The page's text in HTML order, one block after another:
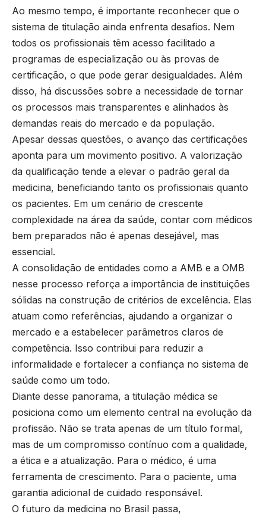
Ao mesmo tempo, é importante reconhecer que o
sistema de titulação ainda enfrenta desafios. Nem
todos os profissionais têm acesso facilitado a
programas de especialização ou às provas de
certificação, o que pode gerar desigualdades. Além
disso, há discussões sobre a necessidade de tornar
os processos mais transparentes e alinhados às
demandas reais do mercado e da população.
Apesar dessas questões, o avanço das certificações
aponta para um movimento positivo. A valorização
da qualificação tende a elevar o padrão geral da
medicina, beneficiando tanto os profissionais quanto
os pacientes. Em um cenário de crescente
complexidade na área da saúde, contar com médicos
bem preparados não é apenas desejável, mas
essencial.
A consolidação de entidades como a AMB e a OMB
nesse processo reforça a importância de instituições
sólidas na construção de critérios de excelência. Elas
atuam como referências, ajudando a organizar o
mercado e a estabelecer parâmetros claros de
competência. Isso contribui para reduzir a
informalidade e fortalecer a confiança no sistema de
saúde como um todo.
Diante desse panorama, a titulação médica se
posiciona como um elemento central na evolução da
profissão. Não se trata apenas de um título formal,
mas de um compromisso contínuo com a qualidade,
a ética e a atualização. Para o médico, é uma
ferramenta de crescimento. Para o paciente, uma
garantia adicional de cuidado responsável.
O futuro da medicina no Brasil passa,